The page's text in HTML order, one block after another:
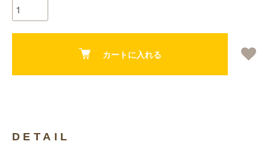
カートに入れる
DETAIL